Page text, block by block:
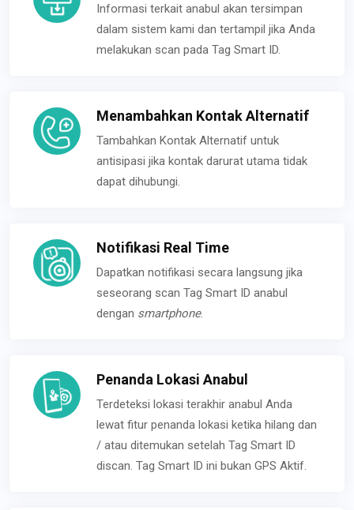
Informasi terkait anabul akan tersimpan
dalam sistem kami dan tertampil jika Anda
melakukan scan pada Tag Smart ID.
Menambahkan Kontak Alternatif
Tambahkan Kontak Alternatif untuk
antisipasi jika kontak darurat utama tidak
dapat dihubungi.
Notifikasi Real Time
Dapatkan notifikasi secara langsung jika
seseorang scan Tag Smart ID anabul
dengan smartphone.
Penanda Lokasi Anabul
Terdeteksi lokasi terakhir anabul Anda
lewat fitur penanda lokasi ketika hilang dan
/ atau ditemukan setelah Tag Smart ID
discan. Tag Smart ID ini bukan GPS Aktif.